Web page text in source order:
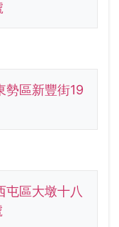
勢區新豐街19
屯區大墩十八